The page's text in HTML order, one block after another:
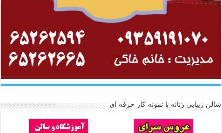
سالن زیبایی زنانه با نمونه کار حرفه ای